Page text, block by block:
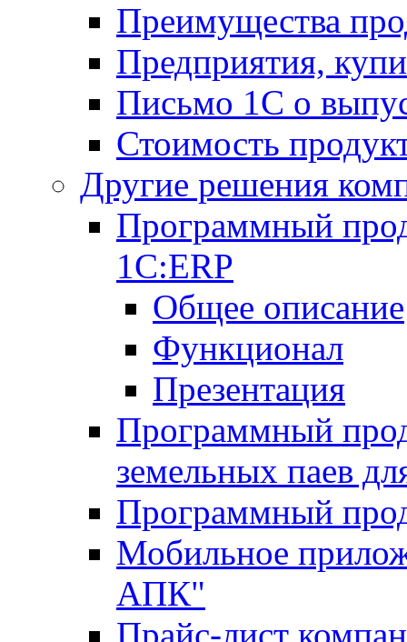
Преимущества
Предприятия,
Письмо 1С о
Стоимость
Другие решения
Программный
1С:ERP
Общее описание
Функционал
Презентация
Программный
земельных паев
Программный
Мобильное
АПК"